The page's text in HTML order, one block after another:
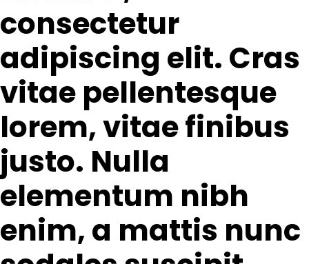
consectetur
adipiscing elit. Cras
vitae pellentesque
lorem, vitae finibus
justo. Nulla
elementum nibh
enim, a mattis nunc